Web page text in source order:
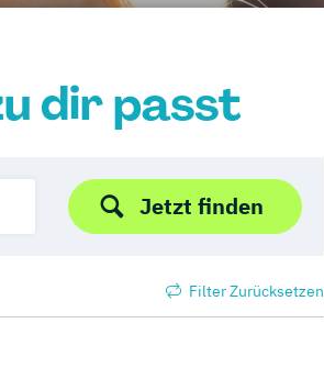
dir passt
Jetzt finden
Filter Zurücksetzen